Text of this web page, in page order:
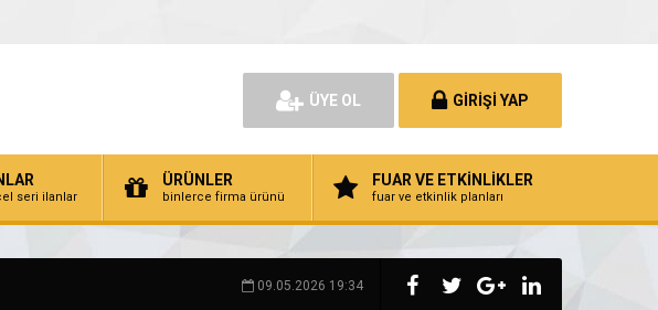
ÜYE OL GİRİŞİ YAP
seri ilanlar
ÜRÜNLER
binlerce firma ürünü
FUAR VE ETKİNLİKLER
fuar ve etkinlik planları
09.05.2026 19:34